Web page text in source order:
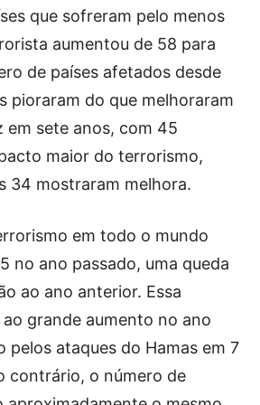
que sofreram pelo menos
aumentou de 58 para
de países afetados desde
pioraram do que melhoraram
em sete anos, com 45
maior do terrorismo,
34 mostraram melhora.
em todo o mundo
no ano passado, uma queda
ao ano anterior. Essa
grande aumento no ano
pelos ataques do Hamas em 7
contrário, o número de